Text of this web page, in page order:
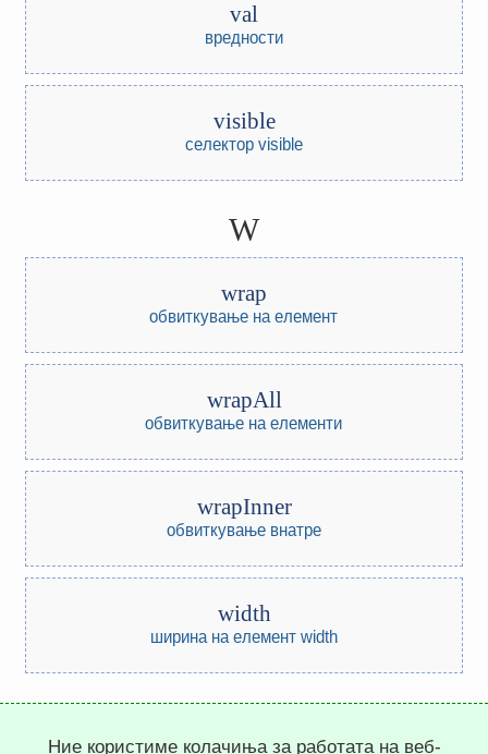
val
вредности
visible
селектор visible
W
wrap
обвиткување на елемент
wrapAll
обвиткување на елементи
wrapInner
обвиткување внатре
width
ширина на елемент width
t.me/trepachev_dmitry
Ние користиме колачиња за работата на веб-